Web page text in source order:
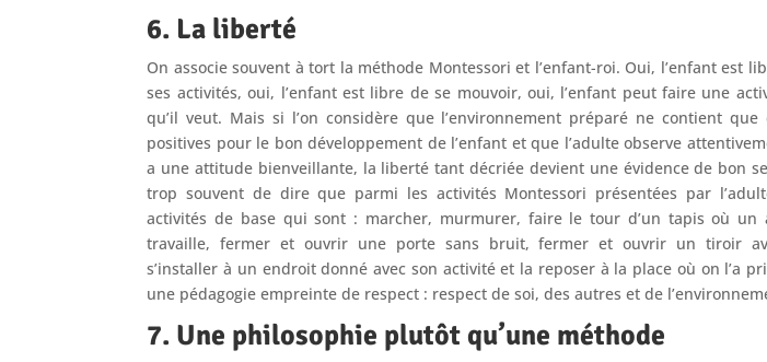
6. La liberté
On associe souvent à tort la méthode Montessori et l’enfant-roi. Oui, l’enfant est
ses activités, oui, l’enfant est libre de se mouvoir, oui, l’enfant peut faire une
qu’il veut. Mais si l’on considère que l’environnement préparé ne contient que
positives pour le bon développement de l’enfant et que l’adulte observe
a une attitude bienveillante, la liberté tant décriée devient une évidence de bon
trop souvent de dire que parmi les activités Montessori présentées par
activités de base qui sont : marcher, murmurer, faire le tour d’un tapis où un
travaille, fermer et ouvrir une porte sans bruit, fermer et ouvrir un tiroir
s’installer à un endroit donné avec son activité et la reposer à la place où on l’a
une pédagogie empreinte de respect : respect de soi, des autres et de
7. Une philosophie plutôt qu’une méthode